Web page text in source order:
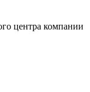
центра компании